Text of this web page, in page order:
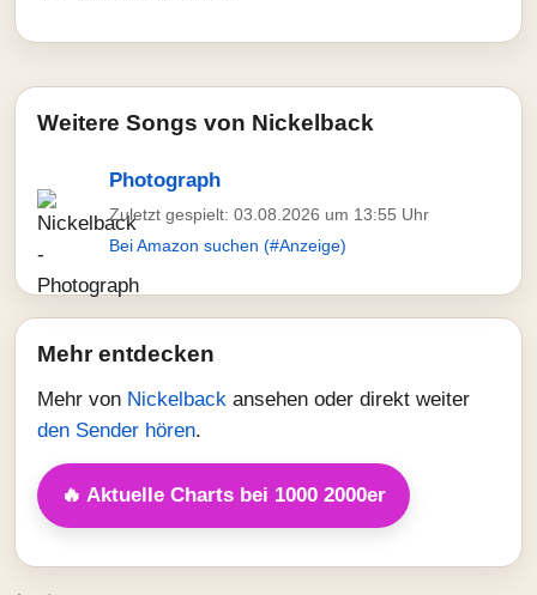
Weitere Songs von Nickelback
Photograph
Zuletzt gespielt: 03.08.2026 um 13:55 Uhr
Bei Amazon suchen (#Anzeige)
Mehr entdecken
Mehr von Nickelback ansehen oder direkt weiter
den Sender hören.
🔥 Aktuelle Charts bei 1000 2000er